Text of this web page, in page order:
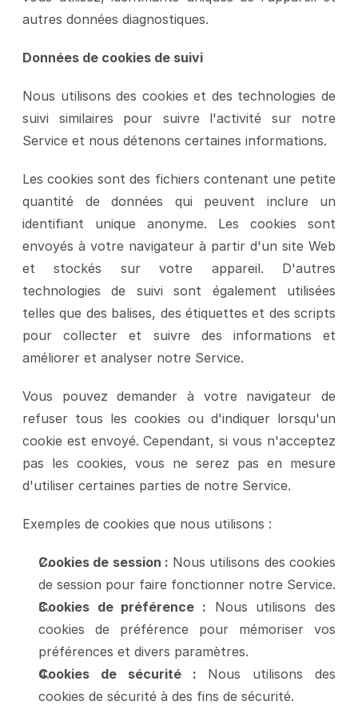
autres données diagnostiques.
Données de cookies de suivi
Nous utilisons des cookies et des technologies de
suivi similaires pour suivre l'activité sur notre
Service et nous détenons certaines informations.
Les cookies sont des fichiers contenant une petite
quantité de données qui peuvent inclure un
identifiant unique anonyme. Les cookies sont
envoyés à votre navigateur à partir d'un site Web
et stockés sur votre appareil. D'autres
technologies de suivi sont également utilisées
telles que des balises, des étiquettes et des scripts
pour collecter et suivre des informations et
améliorer et analyser notre Service.
Vous pouvez demander à votre navigateur de
refuser tous les cookies ou d'indiquer lorsqu'un
cookie est envoyé. Cependant, si vous n'acceptez
pas les cookies, vous ne serez pas en mesure
d'utiliser certaines parties de notre Service.
Exemples de cookies que nous utilisons :
Cookies de session : Nous utilisons des cookies
de session pour faire fonctionner notre Service.
Cookies de préférence : Nous utilisons des
cookies de préférence pour mémoriser vos
préférences et divers paramètres.
Cookies de sécurité : Nous utilisons des
cookies de sécurité à des fins de sécurité.